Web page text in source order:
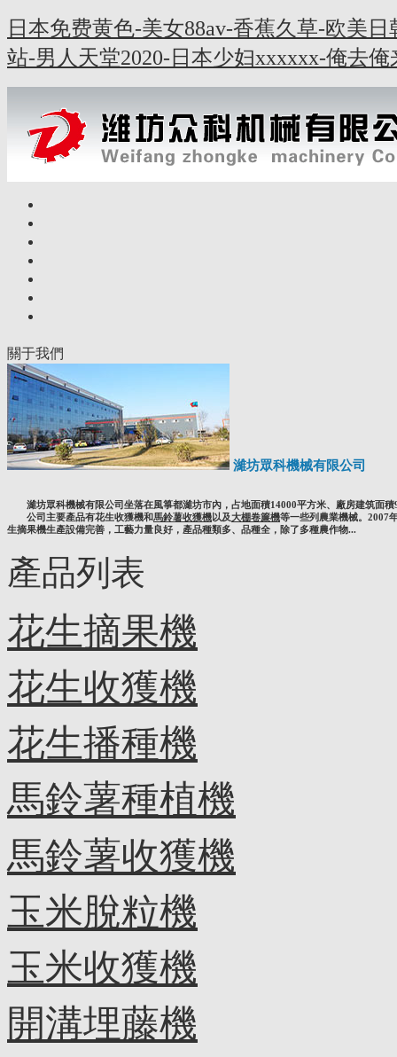
日本免费黄色-美女88av-香蕉久草-欧美
站-男人天堂2020-日本少妇xxxxxx-俺去
關于我們
濰坊眾科機械有限公司
濰坊眾科機械有限公司坐落在風箏都濰坊市內，占地面積14000平方米、廠房建筑面積
公司主要產品有花生收獲機和馬鈴薯收獲機以及大棚卷簾機等一些列農業機械。2007
生摘果機生產設備完善，工藝力量良好，產品種類多、品種全，除了多種農作物...
產品列表
花生摘果機
花生收獲機
花生播種機
馬鈴薯種植機
馬鈴薯收獲機
玉米脫粒機
玉米收獲機
開溝埋藤機